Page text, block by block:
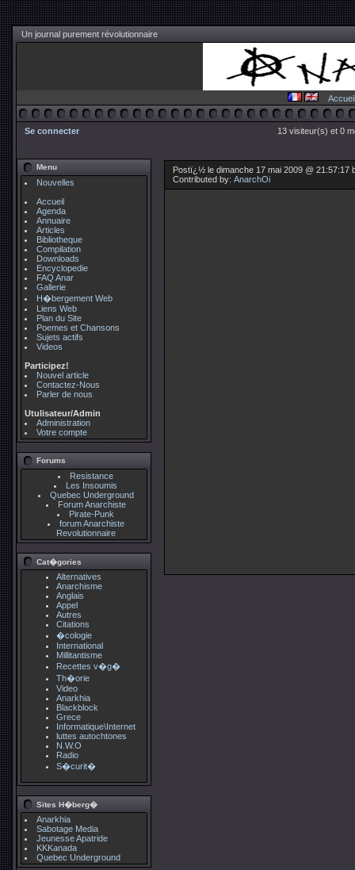
Un journal purement révolutionnaire
Accueil
Se connecter 13 visiteur(s) et 0
Menu
Nouvelles
Accueil
Agenda
Annuaire
Articles
Bibliotheque
Compilation
Downloads
Encyclopedie
FAQ Anar
Gallerie
H�bergement Web
Liens Web
Plan du Site
Poemes et Chansons
Sujets actifs
Videos
Participez!
Nouvel article
Contactez-Nous
Parler de nous
Utulisateur/Admin
Administration
Votre compte
Forums
Resistance
Les Insoumis
Quebec Underground
Forum Anarchiste
Pirate-Punk
forum Anarchiste
Revolutionnaire
Cat�gories
Alternatives
Anarchisme
Anglais
Appel
Autres
Citations
�cologie
International
Millitantisme
Recettes v�g�
Th�orie
Video
Anarkhia
Blackblock
Grece
Informatique\Internet
luttes autochtones
N.W.O
Radio
S�curit�
Sites H�berg�
Anarkhia
Sabotage Media
Jeunesse Apatride
KKKanada
Quebec Underground
Postï¿½ le dimanche 17 mai 2009 @ 21:57:17
Contributed by: AnarchOi